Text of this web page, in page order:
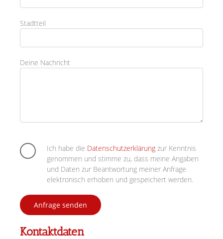
Stadtteil
Deine Nachricht
Ich habe die Datenschutzerklärung zur Kenntnis
genommen und stimme zu, dass meine Angaben
und Daten zur Beantwortung meiner Anfrage
elektronisch erhoben und gespeichert werden.
Kontaktdaten